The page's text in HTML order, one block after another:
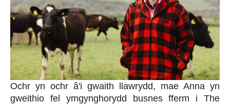
Ochr yn ochr â'i gwaith llawrydd, mae Anna yn
gweithio fel ymgynghorydd busnes fferm i The